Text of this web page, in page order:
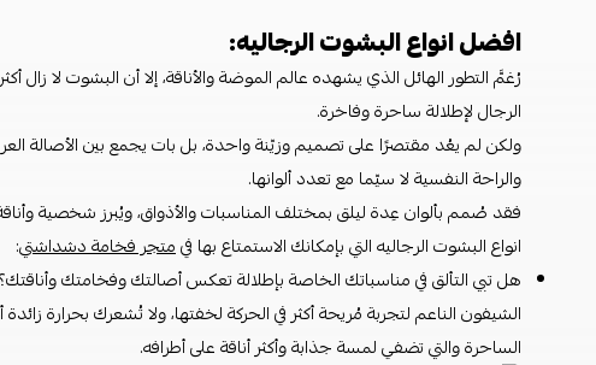
افضل انواع البشوت الرجاليه:
رُغمَّ التطور الهائل الذي يشهده عالم الموضة والأناقة، إلا أن البشوت لا زال
الرجال لإطلالة ساحرة وفاخرة.
ولكن لم يعُد مقتصرًا على تصميم وزيّنة واحدة، بل بات يجمع بين الأصالة
والراحة النفسية لا سيّما مع تعدد ألوانها.
فقد صُمم بألوان عِدة ليلق بمختلف المناسبات والأذواق، ويُبرز شخصية
انواع البشوت الرجاليه التي بإمكانك الاستمتاع بها فيمتجر فخامة دشداشتي:
هل تبي التألق في مناسباتك الخاصة بإطلالة تعكس أصالتك وفخامتك
الشيفون الناعم لتجربة مُريحة أكثر في الحركة لخفتها، ولا تُشعرك بحرارة
الساحرة والتي تضفي لمسة جذابة وأكثر أناقة على أطرافه.